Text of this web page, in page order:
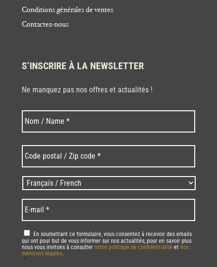
Conditions générales de ventes
Contactez-nous
S’INSCRIRE À LA NEWSLETTER
Ne manquez pas nos offres et actualités !
Nom * Nom
postal
/
Zip
code
* *
Langues
/
Language *
mail *
RGPD *
En soumettant ce formulaire, vous consentez à recevoir des emails
qui ont pour but de vous informer sur nos actualités, pour en savoir plus
nous vous invitons à consulter notre politique de confidentialité et nos
mentions légales.
*